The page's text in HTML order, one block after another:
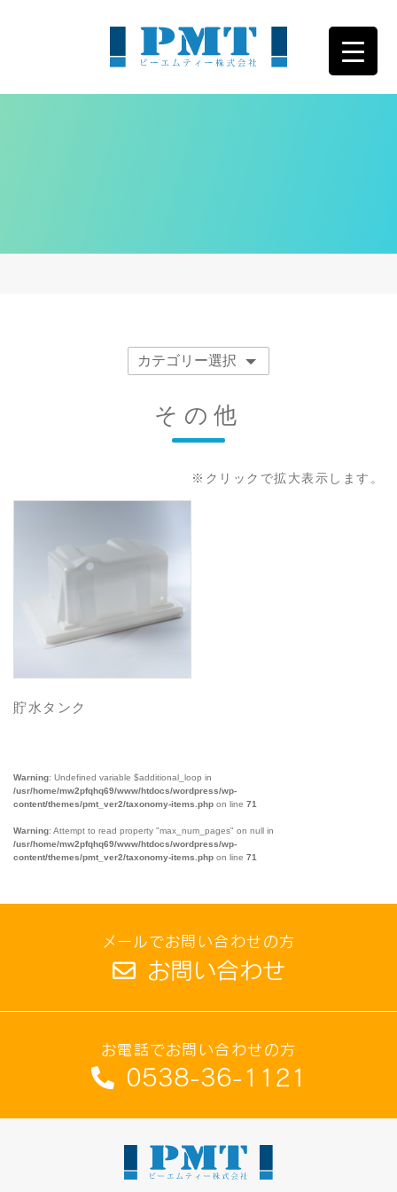
その他
※クリックで拡大表示します。
貯水タンク
Warning: Undefined variable $additional_loop in
/usr/home/mw2pfqhq69/www/htdocs/wordpress/wp-
content/themes/pmt_ver2/taxonomy-items.php on line 71
Warning: Attempt to read property "max_num_pages" on null in
/usr/home/mw2pfqhq69/www/htdocs/wordpress/wp-
content/themes/pmt_ver2/taxonomy-items.php on line 71
メールでお問い合わせの方
お問い合わせ
お電話でお問い合わせの方
0538-36-1121